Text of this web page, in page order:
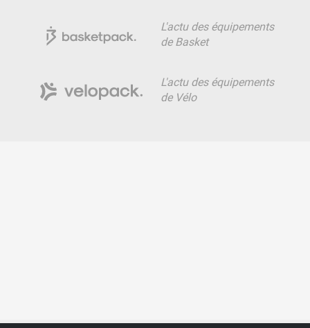
L'actu des équipements
de Basket
L'actu des équipements
de Vélo